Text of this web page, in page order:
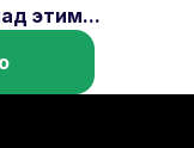
этим...